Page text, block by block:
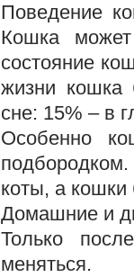
Поведение
Кошка
состояние
жизни кошка
сне: 15% – в
Особенно
коты, а кошки
Домашние и
Только
меняться.